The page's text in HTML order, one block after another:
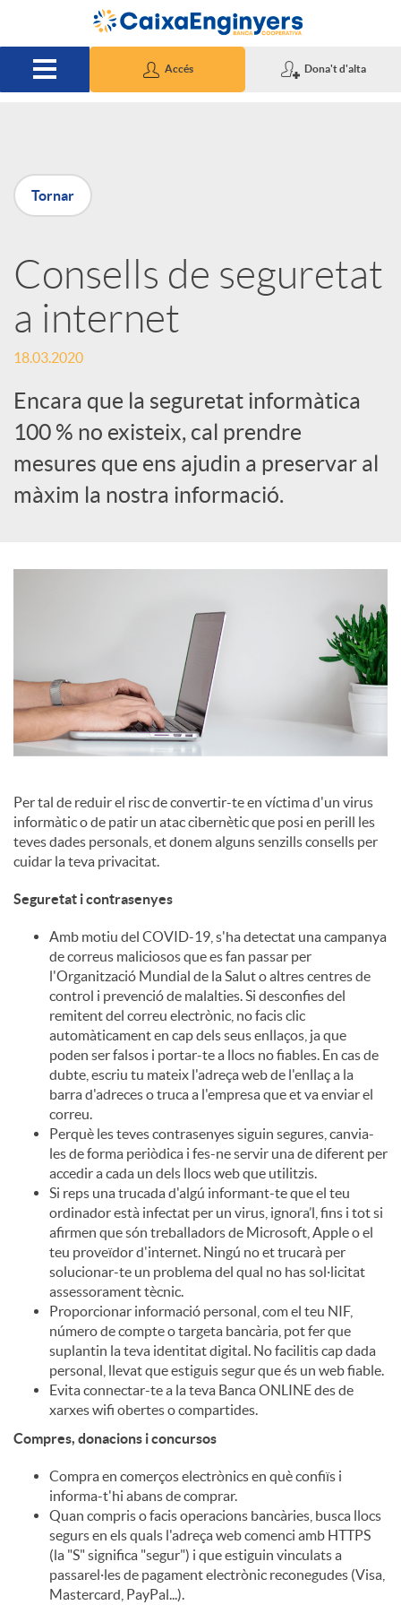
Salta al contingut principal
Accés Dona't d'alta
P
u
b
l
i
c
a
d
r
d
e
c
o
n
s
Tornar
Consells de seguretat
a internet
18.03.2020
Encara que la seguretat informàtica
100 % no existeix, cal prendre
mesures que ens ajudin a preservar al
màxim la nostra informació.
Per tal de reduir el risc de convertir-te en víctima d'un virus
informàtic o de patir un atac cibernètic que posi en perill les
teves dades personals, et donem alguns senzills consells per
cuidar la teva privacitat.
Seguretat i contrasenyes
Amb motiu del COVID-19, s'ha detectat una campanya
de correus maliciosos que es fan passar per
l'Organització Mundial de la Salut o altres centres de
control i prevenció de malalties. Si desconfies del
remitent del correu electrònic, no facis clic
automàticament en cap dels seus enllaços, ja que
poden ser falsos i portar-te a llocs no fiables. En cas de
dubte, escriu tu mateix l'adreça web de l'enllaç a la
barra d'adreces o truca a l'empresa que et va enviar el
correu.
Perquè les teves contrasenyes siguin segures, canvia-
les de forma periòdica i fes-ne servir una de diferent per
accedir a cada un dels llocs web que utilitzis.
Si reps una trucada d'algú informant-te que el teu
ordinador està infectat per un virus, ignora’l, fins i tot si
afirmen que són treballadors de Microsoft, Apple o el
teu proveïdor d'internet. Ningú no et trucarà per
solucionar-te un problema del qual no has sol·licitat
assessorament tècnic.
Proporcionar informació personal, com el teu NIF,
número de compte o targeta bancària, pot fer que
suplantin la teva identitat digital. No facilitis cap dada
personal, llevat que estiguis segur que és un web fiable.
Evita connectar-te a la teva Banca ONLINE des de
xarxes wifi obertes o compartides.
Compres, donacions i concursos
Compra en comerços electrònics en què confiïs i
informa-t'hi abans de comprar.
Quan compris o facis operacions bancàries, busca llocs
segurs en els quals l'adreça web comenci amb HTTPS
(la "S" significa "segur") i que estiguin vinculats a
passarel·les de pagament electrònic reconegudes (Visa,
Mastercard, PayPal...).